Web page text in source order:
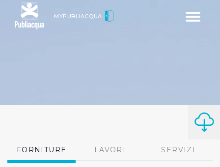
Toggle
MYPUBLIACQUA
FORNITURE LAVORI SERVIZI